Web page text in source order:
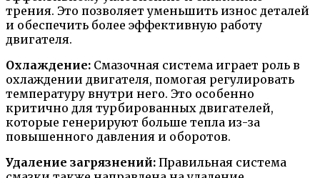
трения. Это позволяет уменьшить износ деталей
и обеспечить более эффективную работу
двигателя.
Охлаждение: Смазочная система играет роль в
охлаждении двигателя, помогая регулировать
температуру внутри него. Это особенно
критично для турбированных двигателей,
которые генерируют больше тепла из-за
повышенного давления и оборотов.
Удаление загрязнений: Правильная система